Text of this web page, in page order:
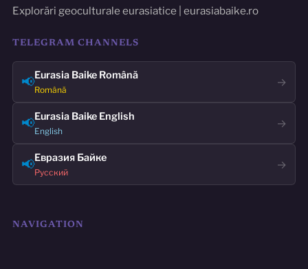
Explorări geoculturale eurasiatice | eurasiabaike.ro
TELEGRAM CHANNELS
📢Eurasia Baike Română
Română
→
📢Eurasia Baike English
English
→
📢Евразия Байке
Русский
→
NAVIGATION